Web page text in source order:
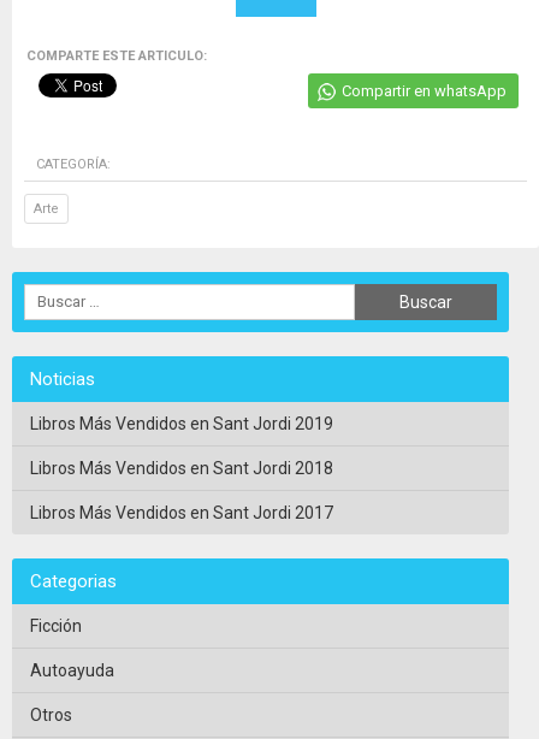
COMPARTE ESTE ARTICULO:
Compartir en whatsApp
CATEGORÍA:
Arte
Noticias
Libros Más Vendidos en Sant Jordi 2019
Libros Más Vendidos en Sant Jordi 2018
Libros Más Vendidos en Sant Jordi 2017
Categorias
Ficción
Autoayuda
Otros